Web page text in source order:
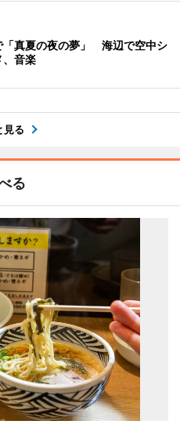
「真夏の夜の夢」 海辺で空中シ
、音楽
見る
る